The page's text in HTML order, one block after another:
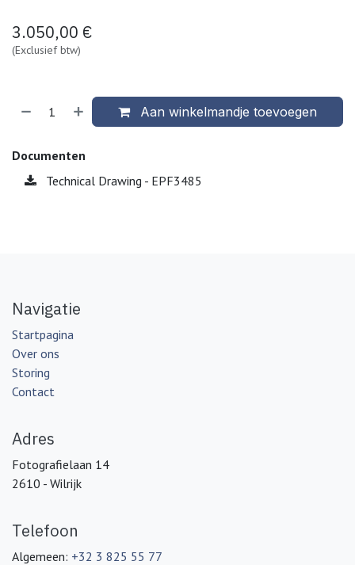
3.050,00 €
(Exclusief btw)
Aan winkelmandje toevoegen
Documenten
Technical Drawing - EPF3485
Navigatie
Startpagina
Over ons
Storing
Contact
Adres
Fotografielaan 14
2610 - Wilrijk
Telefoon
Algemeen: +32 3 825 55 77